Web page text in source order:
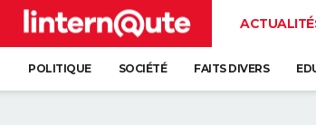
POLITIQUE SOCIÉTÉ FAITS DIVERS